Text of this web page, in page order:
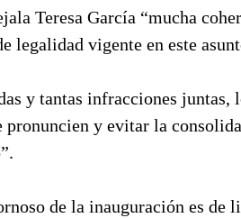
Teresa García “mucha
legalidad vigente en este
y tantas infracciones juntas,
pronuncien y evitar la
de la inauguración es de